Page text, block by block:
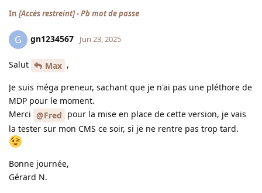
In [Accès restreint] - Pb mot de passe
G gn1234567 Jun 23, 2025
Salut Max ,
Je suis méga preneur, sachant que je n'ai pas une pléthore de
MDP pour le moment.
Merci @Fred pour la mise en place de cette version, je vais
la tester sur mon CMS ce soir, si je ne rentre pas trop tard.
Bonne journée,
Gérard N.